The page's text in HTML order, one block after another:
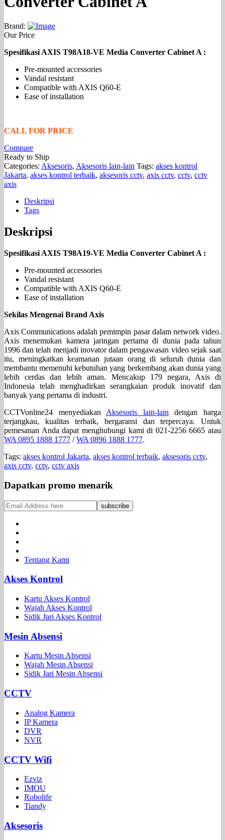
Brand:
Our Price
Spesifikasi AXIS T98A18-VE Media Converter Cabinet A :
Pre-mounted accessories
Vandal resistant
Compatible with AXIS Q60-E
Ease of installation
CALL FOR PRICE
Compare
Ready to Ship
Categories: Aksesoris, Aksesoris lain-lain Tags: akses kontrol
Jakarta, akses kontrol terbaik, aksesoris cctv, axis cctv, cctv, cctv
axis
Deskripsi
Tags
Deskripsi
Spesifikasi AXIS T98A19-VE Media Converter Cabinet A :
Pre-mounted accessories
Vandal resistant
Compatible with AXIS Q60-E
Ease of installation
Sekilas Mengenai Brand Axis
Axis Communications adalah pemimpin pasar dalam network video.
Axis menemukan kamera jaringan pertama di dunia pada tahun
1996 dan telah menjadi inovator dalam pengawasan video sejak saat
itu, meningkatkan keamanan jutaan orang di seluruh dunia dan
membantu memenuhi kebutuhan yang berkembang akan dunia yang
lebih cerdas dan lebih aman. Mencakup 179 negara, Axis di
Indonesia telah menghadirkan serangkaian produk inovatif dan
banyak yang pertama di industri.
CCTVonline24 menyediakan Aksesoris lain-lain dengan harga
terjangkau, kualitas terbaik, bergaransi dan terpercaya. Untuk
pemesanan Anda dapat menghubungi kami di 021-2256 6665 atau
WA 0895 1888 1777 /WA 0896 1888 1777.
Tags: akses kontrol Jakarta, akses kontrol terbaik, aksesoris cctv,
axis cctv, cctv, cctv axis
Dapatkan promo menarik
Tentang Kami
Akses Kontrol
Kartu Akses Kontrol
Wajah Akses Kontrol
Sidik Jari Akses Kontrol
Mesin Absensi
Kartu Mesin Absensi
Wajah Mesin Absensi
Sidik Jari Mesin Absensi
CCTV
Analog Kamera
IP Kamera
DVR
NVR
CCTV Wifi
Ezviz
IMOU
Robolife
Tiandy
Aksesoris